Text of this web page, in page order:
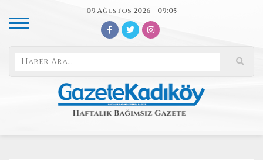
09 Ağustos 2026 - 09:05